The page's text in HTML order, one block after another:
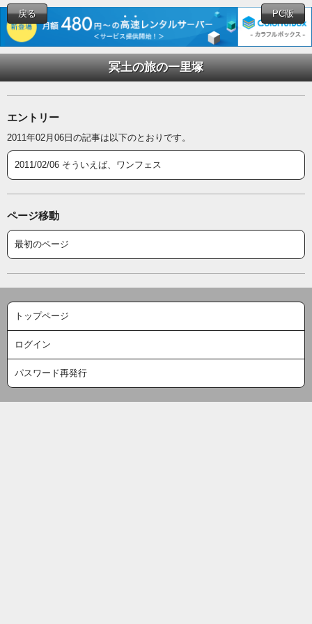
冥土の旅の一里塚
戻る PC版
エントリー
2011年02月06日の記事は以下のとおりです。
2011/02/06 そういえば、ワンフェス
ページ移動
最初のページ
トップページ
ログイン
パスワード再発行